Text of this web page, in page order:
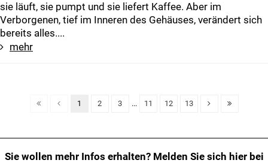
sie läuft, sie pumpt und sie liefert Kaffee. Aber im
Verborgenen, tief im Inneren des Gehäuses, verändert sich
bereits alles....
mehr
1 2 3 ... 11 12 13
Sie wollen mehr Infos erhalten? Melden Sie sich hier bei